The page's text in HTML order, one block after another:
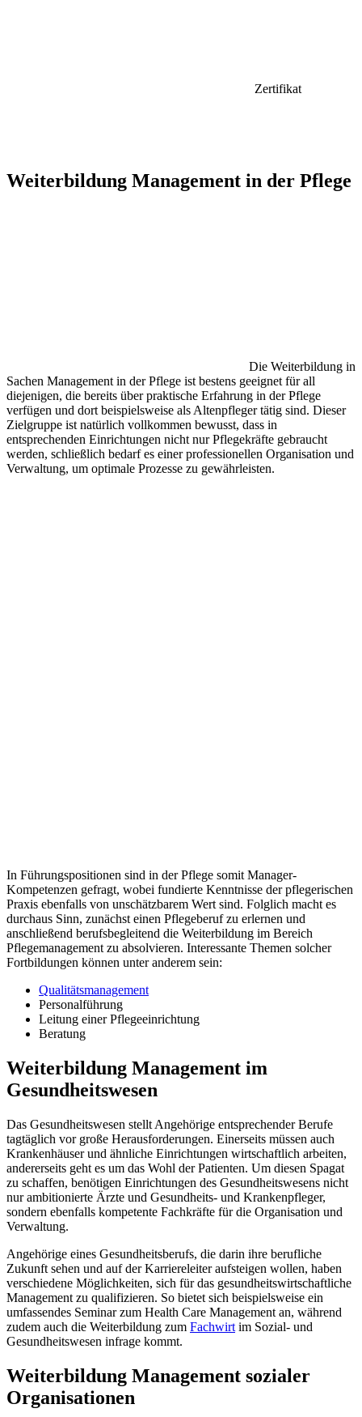
Zertifikat
Weiterbildung Management in der Pflege
Die Weiterbildung in
Sachen Management in der Pflege ist bestens geeignet für all
diejenigen, die bereits über praktische Erfahrung in der Pflege
verfügen und dort beispielsweise als Altenpfleger tätig sind. Dieser
Zielgruppe ist natürlich vollkommen bewusst, dass in
entsprechenden Einrichtungen nicht nur Pflegekräfte gebraucht
werden, schließlich bedarf es einer professionellen Organisation und
Verwaltung, um optimale Prozesse zu gewährleisten.
In Führungspositionen sind in der Pflege somit Manager-
Kompetenzen gefragt, wobei fundierte Kenntnisse der pflegerischen
Praxis ebenfalls von unschätzbarem Wert sind. Folglich macht es
durchaus Sinn, zunächst einen Pflegeberuf zu erlernen und
anschließend berufsbegleitend die Weiterbildung im Bereich
Pflegemanagement zu absolvieren. Interessante Themen solcher
Fortbildungen können unter anderem sein:
Qualitätsmanagement
Personalführung
Leitung einer Pflegeeinrichtung
Beratung
Weiterbildung Management im
Gesundheitswesen
Das Gesundheitswesen stellt Angehörige entsprechender Berufe
tagtäglich vor große Herausforderungen. Einerseits müssen auch
Krankenhäuser und ähnliche Einrichtungen wirtschaftlich arbeiten,
andererseits geht es um das Wohl der Patienten. Um diesen Spagat
zu schaffen, benötigen Einrichtungen des Gesundheitswesens nicht
nur ambitionierte Ärzte und Gesundheits- und Krankenpfleger,
sondern ebenfalls kompetente Fachkräfte für die Organisation und
Verwaltung.
Angehörige eines Gesundheitsberufs, die darin ihre berufliche
Zukunft sehen und auf der Karriereleiter aufsteigen wollen, haben
verschiedene Möglichkeiten, sich für das gesundheitswirtschaftliche
Management zu qualifizieren. So bietet sich beispielsweise ein
umfassendes Seminar zum Health Care Management an, während
zudem auch die Weiterbildung zum Fachwirt im Sozial- und
Gesundheitswesen infrage kommt.
Weiterbildung Management sozialer
Organisationen